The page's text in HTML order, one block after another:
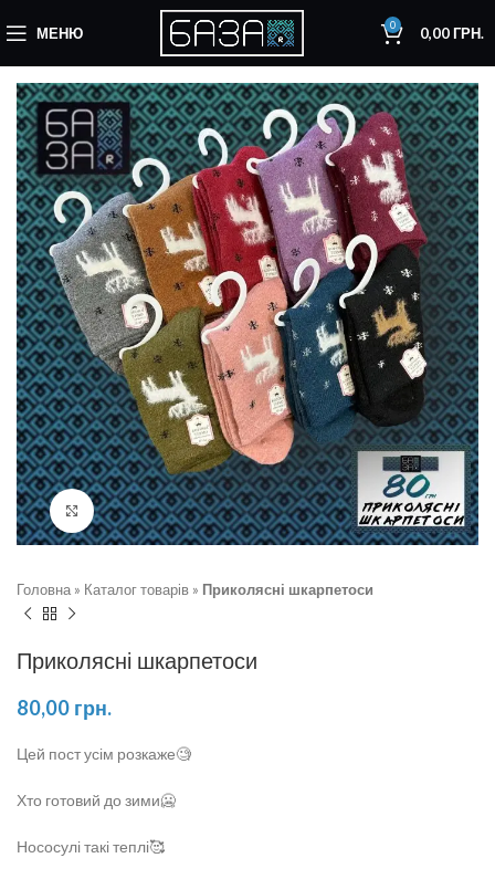
МЕНЮ 0 0,00ГРН.
Натисніть, щоб збільшити
Головна » Каталог товарів » Приколясні шкарпетоси
Приколясні шкарпетоси
80,00 грн.
Цей пост усім розкаже🧐
Хто готовий до зими🥶
Нососулі такі теплі🥰